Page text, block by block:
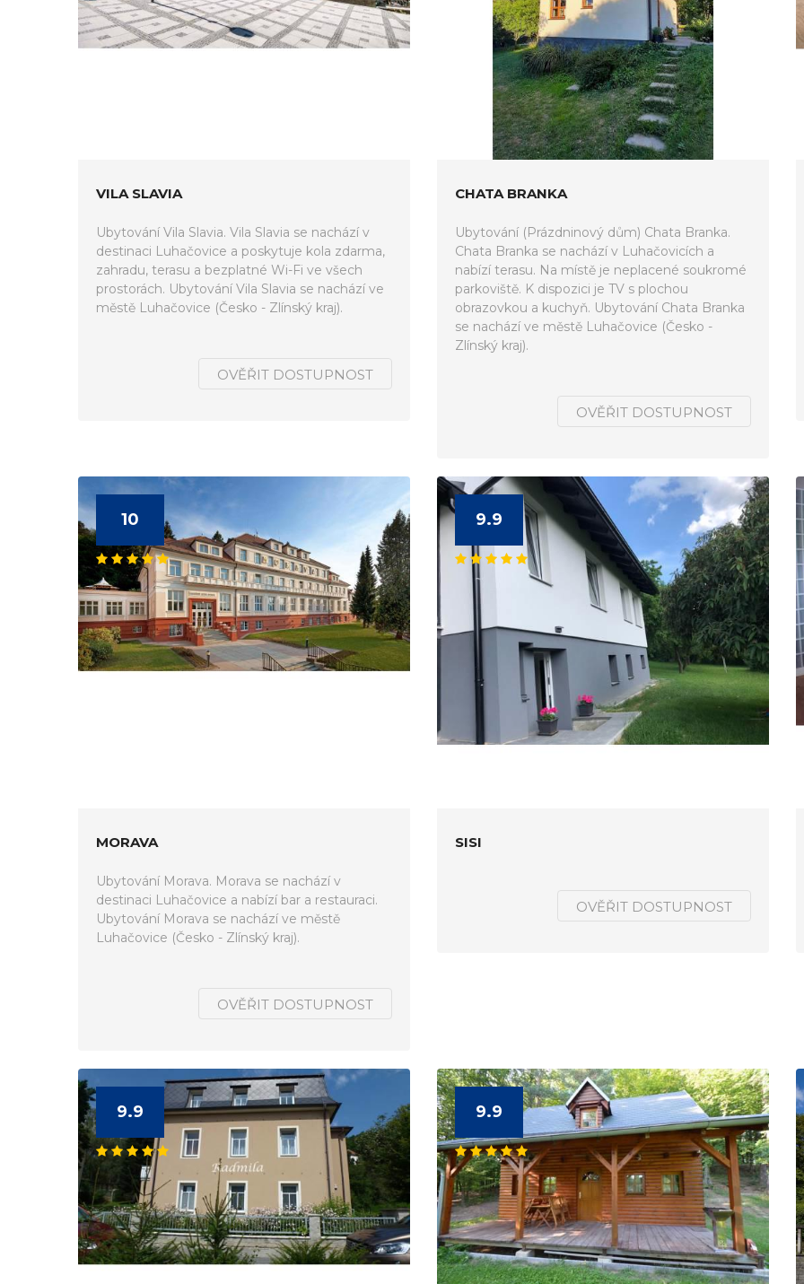
VILA SLAVIA
Ubytování Vila Slavia. Vila Slavia se nachází v
destinaci Luhačovice a poskytuje kola zdarma,
zahradu, terasu a bezplatné Wi-Fi ve všech
prostorách. Ubytování Vila Slavia se nachází ve
městě Luhačovice (Česko - Zlínský kraj).
OVĚŘIT DOSTUPNOST
CHATA BRANKA
Ubytování (Prázdninový dům) Chata Branka.
Chata Branka se nachází v Luhačovicích a
nabízí terasu. Na místě je neplacené soukromé
parkoviště. K dispozici je TV s plochou
obrazovkou a kuchyň. Ubytování Chata Branka
se nachází ve městě Luhačovice (Česko -
Zlínský kraj).
OVĚŘIT DOSTUPNOST
10
MORAVA
Ubytování Morava. Morava se nachází v
destinaci Luhačovice a nabízí bar a restauraci.
Ubytování Morava se nachází ve městě
Luhačovice (Česko - Zlínský kraj).
OVĚŘIT DOSTUPNOST
9.9
SISI
OVĚŘIT DOSTUPNOST
9.9 9.9